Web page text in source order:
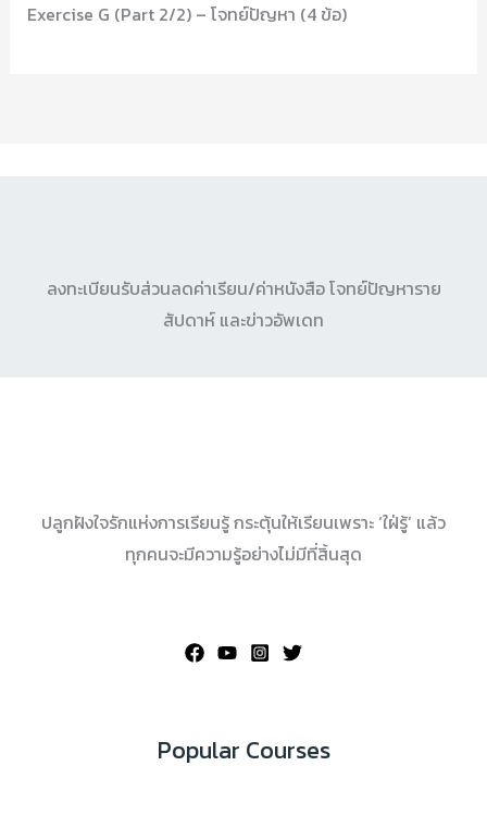
Exercise G (Part 2/2) – โจทย์ปัญหา (4 ข้อ)
ลงทะเบียนรับส่วนลดค่าเรียน/ค่าหนังสือ โจทย์ปัญหาราย
สัปดาห์ และข่าวอัพเดท
ปลูกฝังใจรักแห่งการเรียนรู้ กระตุ้นให้เรียนเพราะ ‘ใฝ่รู้’ แล้ว
ทุกคนจะมีความรู้อย่างไม่มีที่สิ้นสุด
Popular Courses